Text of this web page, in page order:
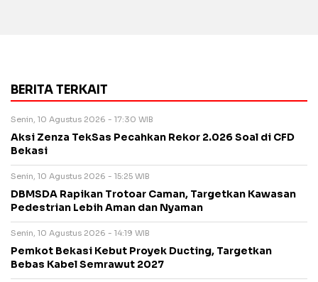
BERITA TERKAIT
Senin, 10 Agustus 2026 - 17:30 WIB
Aksi Zenza TekSas Pecahkan Rekor 2.026 Soal di CFD
Bekasi
Senin, 10 Agustus 2026 - 15:25 WIB
DBMSDA Rapikan Trotoar Caman, Targetkan Kawasan
Pedestrian Lebih Aman dan Nyaman
Senin, 10 Agustus 2026 - 14:19 WIB
Pemkot Bekasi Kebut Proyek Ducting, Targetkan
Bebas Kabel Semrawut 2027